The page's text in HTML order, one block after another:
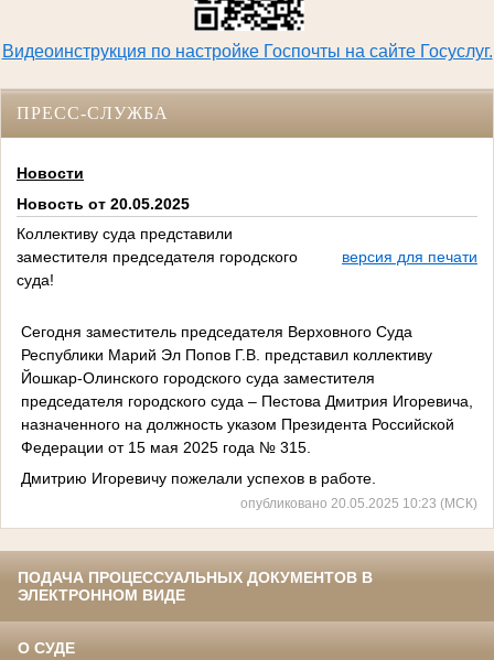
Видеоинструкция по настройке Госпочты на сайте Госуслуг.
ПРЕСС-СЛУЖБА
Новости
Новость от 20.05.2025
Коллективу суда представили
заместителя председателя городского
суда!
версия для печати
Сегодня заместитель председателя Верховного Суда
Республики Марий Эл Попов Г.В. представил коллективу
Йошкар-Олинского городского суда заместителя
председателя городского суда – Пестова Дмитрия Игоревича,
назначенного на должность указом Президента Российской
Федерации от 15 мая 2025 года № 315.
Дмитрию Игоревичу пожелали успехов в работе.
опубликовано 20.05.2025 10:23 (МСК)
ПОДАЧА ПРОЦЕССУАЛЬНЫХ ДОКУМЕНТОВ В
ЭЛЕКТРОННОМ ВИДЕ
О СУДЕ